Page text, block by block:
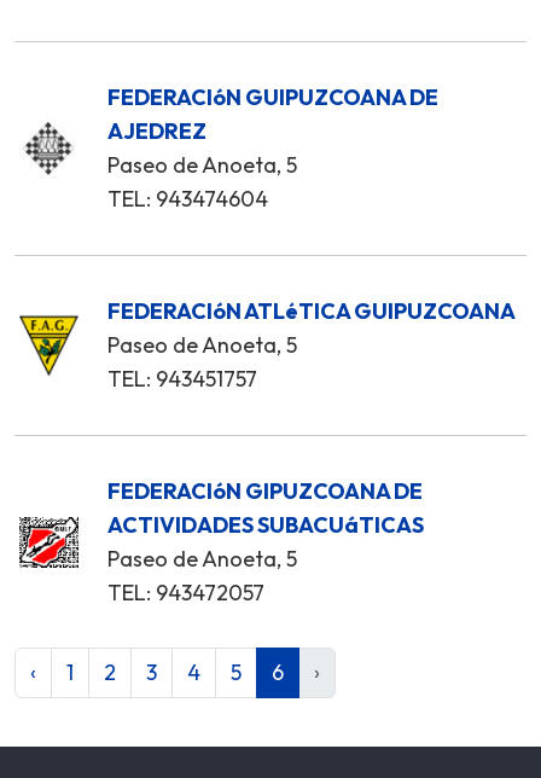
FEDERACIóN GUIPUZCOANA DE
AJEDREZ
Paseo de Anoeta, 5
TEL: 943474604
FEDERACIóN ATLéTICA GUIPUZCOANA
Paseo de Anoeta, 5
TEL: 943451757
FEDERACIóN GIPUZCOANA DE
ACTIVIDADES SUBACUáTICAS
Paseo de Anoeta, 5
TEL: 943472057
‹ 1 2 3 4 5 6 ›